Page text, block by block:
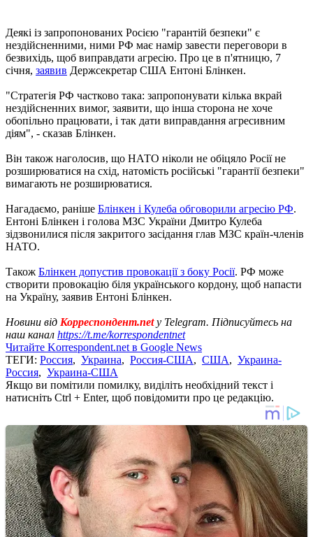
Деякі із запропонованих Росією "гарантій безпеки" є
нездійсненними, ними РФ має намір завести переговори в
безвихідь, щоб виправдати агресію. Про це в п'ятницю, 7
січня, заявив Держсекретар США Ентоні Блінкен.
"Стратегія РФ частково така: запропонувати кілька вкрай
нездійсненних вимог, заявити, що інша сторона не хоче
обопільно працювати, і так дати виправдання агресивним
діям", - сказав Блінкен.
Він також наголосив, що НАТО ніколи не обіцяло Росії не
розширюватися на схід, натомість російські "гарантії безпеки"
вимагають не розширюватися.
Нагадаємо, раніше Блінкен і Кулеба обговорили агресію РФ.
Ентоні Блінкен і голова МЗС України Дмитро Кулеба
зідзвонилися після закритого засідання глав МЗС країн-членів
НАТО.
Також Блінкен допустив провокації з боку Росії. РФ може
створити провокацію біля українського кордону, щоб напасти
на Україну, заявив Ентоні Блінкен.
Новини від Корреспондент.netу Telegram. Підписуйтесь на
наш канал https://t.me/korrespondentnet
Читайте Korrespondent.net в Google News
ТЕГИ: Россия, Украина, Россия-США, США, Украина-
Россия, Украина-США
Якщо ви помітили помилку, виділіть необхідний текст і
натисніть Ctrl + Enter, щоб повідомити про це редакцію.